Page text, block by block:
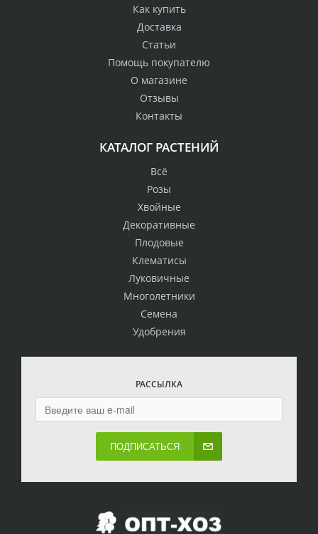
Как купить
Доставка
Статьи
Помощь покупателю
О магазине
Отзывы
Контакты
КАТАЛОГ РАСТЕНИЙ
Всё
Розы
Хвойные
Декоративные
Плодовые
Клематисы
Луковичные
Многолетники
Семена
Удобрения
РАССЫЛКА
ПОДПИСАТЬСЯ